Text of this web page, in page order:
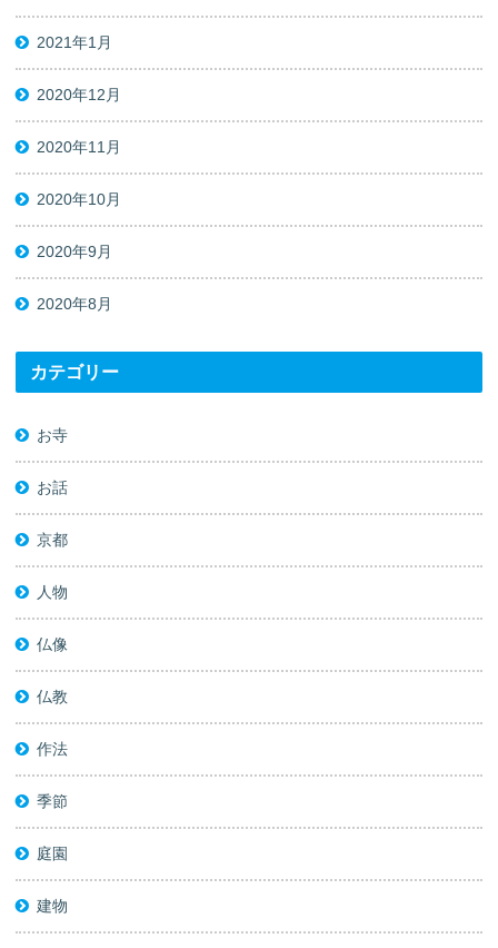
2021年1月
2020年12月
2020年11月
2020年10月
2020年9月
2020年8月
カテゴリー
お寺
お話
京都
人物
仏像
仏教
作法
季節
庭園
建物